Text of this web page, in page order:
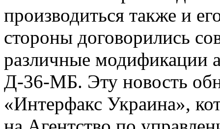
производиться также и
стороны договорились
различные модификации
Д-36-МБ. Эту новость
«Интерфакс Украина»,